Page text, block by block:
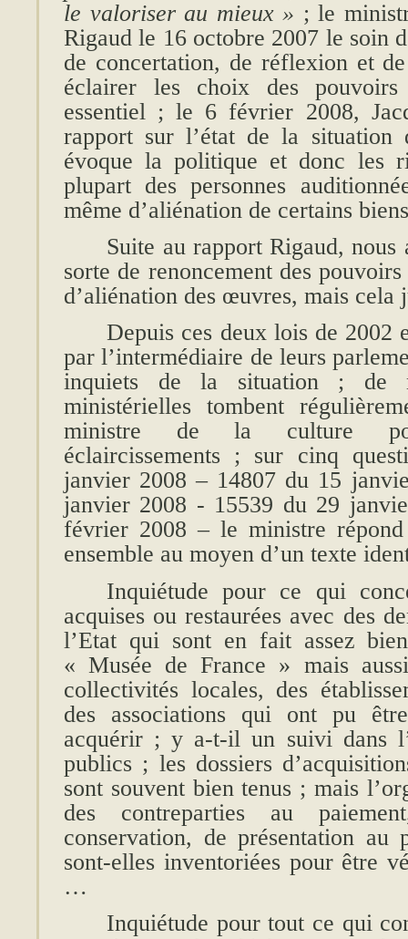
le valoriser au mieux » ; le
Rigaud le 16 octobre 2007 le soin
de concertation, de réflexion et
éclairer les choix des
essentiel ; le 6 février 2008,
rapport sur l’état de la situation
évoque la politique et donc les
plupart des personnes
même d’aliénation de certains
Suite au rapport Rigaud, nous
sorte de renoncement des
d’aliénation des œuvres, mais cela
Depuis ces deux lois de 2002
par l’intermédiaire de leurs
inquiets de la situation ; de
ministérielles tombent
ministre de la culture
éclaircissements ; sur cinq
janvier 2008 – 14807 du 15
janvier 2008 - 15539 du 29
février 2008 – le ministre
ensemble au moyen d’un texte
Inquiétude pour ce qui
acquises ou restaurées avec des
l’Etat qui sont en fait assez
« Musée de France » mais
collectivités locales, des
des associations qui ont pu
acquérir ; y a-t-il un suivi dans
publics ; les dossiers
sont souvent bien tenus ; mais
des contreparties au
conservation, de présentation
sont-elles inventoriées pour être
…
Inquiétude pour tout ce qui